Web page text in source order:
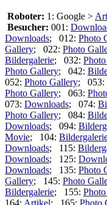
Roboter: 1: Google >
Besucher: 001:
Downloads; 012: Photo
Gallery; 022: Photo
Bildergalerie; 032:
Photo Gallery; 042:
052: Photo Gallery; 053:
Photo Gallery; 063:
073: Downloads; 074:
Photo Gallery; 084:
Downloads; 094:
Movie; 104:
Downloads; 115:
Downloads; 125:
Downloads; 135: Photo
Gallery; 145: Photo
Bildergalerie; 155:
164: Artikel; 165: Photo